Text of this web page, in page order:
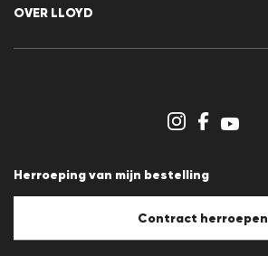
Nieuwsbrief
OVER LLOYD
Afdruk
Cookiebeleid
Herroeping van mijn bestelling
Contract herroepen